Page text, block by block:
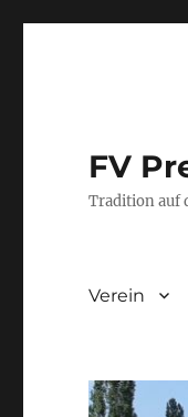
FV
Tradition auf
Verein